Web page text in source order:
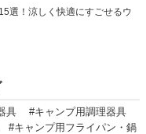
選！涼しく快適にすごせるウ
具
#キャンプ用調理器具
#キャンプ用フライパン・鍋